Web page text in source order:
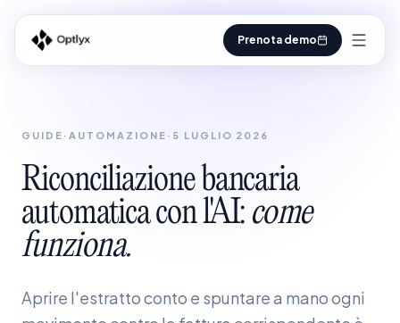
Prenota demo
GUIDE · AUTOMAZIONE · 5 LUGLIO 2026
Riconciliazionebancaria
automaticaconl'AI: come
funziona.
Aprire l'estratto conto e spuntare a mano ogni